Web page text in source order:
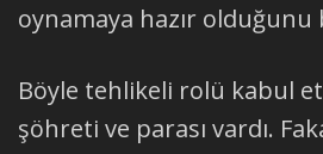
oynamaya hazır olduğunu
Böyle tehlikeli rolü kabul
şöhreti ve parası vardı.